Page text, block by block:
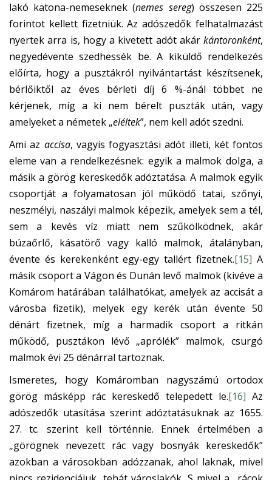
lakó katona-nemeseknek (nemes sereg) összesen 225
forintot kellett fizetniük. Az adószedők felhatalmazást
nyertek arra is, hogy a kivetett adót akár kántoronként,
negyedévente szedhessék be. A kiküldő rendelkezés
előírta, hogy a pusztákról nyilvántartást készítsenek,
bérlőiktől az éves bérleti díj 6 %-ánál többet ne
kérjenek, míg a ki nem bérelt puszták után, vagy
amelyeket a németek „eléltek”, nem kell adót szedni.
Ami az accisa, vagyis fogyasztási adót illeti, két fontos
eleme van a rendelkezésnek: egyik a malmok dolga, a
másik a görög kereskedők adóztatása. A malmok egyik
csoportját a folyamatosan jól működő tatai, szőnyi,
neszmélyi, naszályi malmok képezik, amelyek sem a tél,
sem a kevés víz miatt nem szűkölködnek, akár
búzaőrlő, kásatörő vagy kalló malmok, átalányban,
évente és kerekenként egy-egy tallért fizetnek.[15] A
másik csoport a Vágon és Dunán levő malmok (kivéve a
Komárom határában találhatókat, amelyek az accisát a
városba fizetik), melyek egy kerék után évente 50
dénárt fizetnek, míg a harmadik csoport a ritkán
működő, pusztákon lévő „aprólék” malmok, csurgó
malmok évi 25 dénárral tartoznak.
Ismeretes, hogy Komáromban nagyszámú ortodox
görög másképp rác kereskedő telepedett le.[16] Az
adószedők utasítása szerint adóztatásuknak az 1655.
27. tc. szerint kell történnie. Ennek értelmében a
„görögnek nevezett rác vagy bosnyák kereskedők”
azokban a városokban adózzanak, ahol laknak, mivel